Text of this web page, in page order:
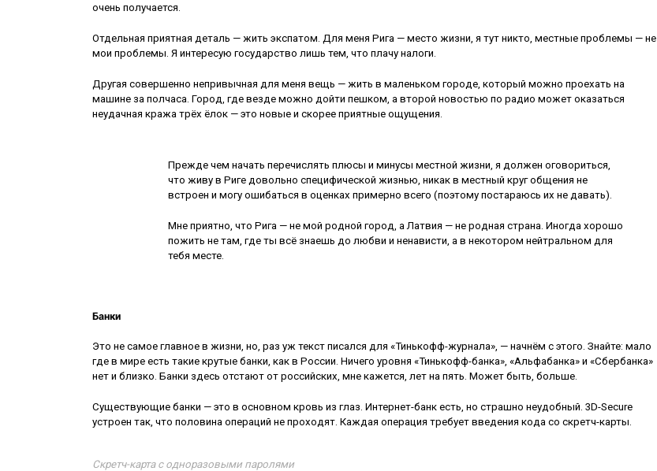
очень получается.
Отдельная приятная деталь — жить экспатом. Для меня Рига — место жизни, я тут никто, местные проблемы — не
мои проблемы. Я интересую государство лишь тем, что плачу налоги.
Другая совершенно непривычная для меня вещь — жить в маленьком городе, который можно проехать на
машине за полчаса. Город, где везде можно дойти пешком, а второй новостью по радио может оказаться
неудачная кража трёх ёлок — это новые и скорее приятные ощущения.
Прежде чем начать перечислять плюсы и минусы местной жизни, я должен оговориться,
что живу в Риге довольно специфической жизнью, никак в местный круг общения не
встроен и могу ошибаться в оценках примерно всего (поэтому постараюсь их не давать).
Мне приятно, что Рига — не мой родной город, а Латвия — не родная страна. Иногда хорошо
пожить не там, где ты всё знаешь до любви и ненависти, а в некотором нейтральном для
тебя месте.
Банки
Это не самое главное в жизни, но, раз уж текст писался для «Тинькофф-журнала», — начнём с этого. Знайте: мало
где в мире есть такие крутые банки, как в России. Ничего уровня «Тинькофф-банка», «Альфабанка» и «Сбербанка»
нет и близко. Банки здесь отстают от российских, мне кажется, лет на пять. Может быть, больше.
Существующие банки — это в основном кровь из глаз. Интернет-банк есть, но страшно неудобный. 3D-Secure
устроен так, что половина операций не проходят. Каждая операция требует введения кода со скретч-карты.
Скретч-карта с одноразовыми паролями